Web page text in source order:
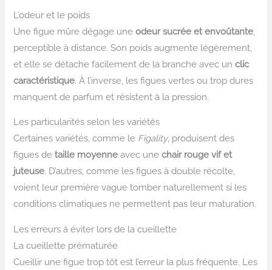
L’odeur et le poids
Une figue mûre dégage uneodeur sucrée et envoûtante
perceptible à distance. Son poids augmente légèrement,
et elle se détache facilement de la branche avec unclic
caractéristique. À l’inverse, les figues vertes ou trop dures
manquent de parfum et résistent à la pression.
Les particularités selon les variétés
Certaines variétés, comme le Figality, produisent des
figues detaille moyenne avec unechair rouge vif et
juteuse. D’autres, comme les figues à double récolte,
voient leur première vague tomber naturellement si les
conditions climatiques ne permettent pas leur maturation.
Les erreurs à éviter lors de la cueillette
La cueillette prématurée
Cueillir une figue trop tôt est l’erreur la plus fréquente. Les